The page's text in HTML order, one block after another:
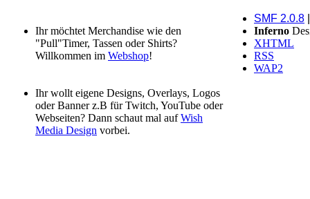
Ihr möchtet Merchandise wie den
"Pull"Timer, Tassen oder Shirts?
Willkommen im Webshop!
Ihr wollt eigene Designs, Overlays, Logos
oder Banner z.B für Twitch, YouTube oder
Webseiten? Dann schaut mal aufWish
Media Design vorbei.
SMF 2.0.8
Inferno
XHTML
RSS
WAP2